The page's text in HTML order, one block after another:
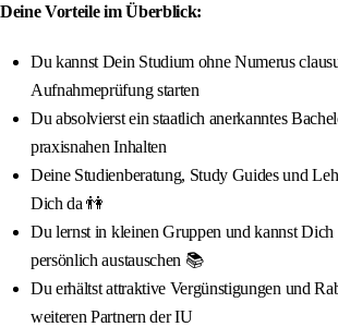
Deine Vorteile im Überblick:
Du kannst Dein Studium ohne Numerus
Aufnahmeprüfung starten
Du absolvierst ein staatlich anerkanntes
praxisnahen Inhalten
Deine Studienberatung, Study Guides und
Dich da 👫
Du lernst in kleinen Gruppen und kannst
persönlich austauschen 📚
Du erhältst attraktive Vergünstigungen und
weiteren Partnern der IU